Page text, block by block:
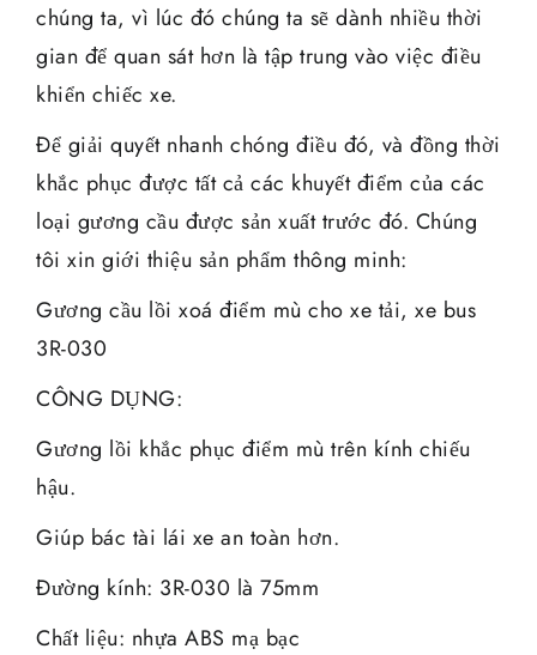
chúng ta, vì lúc đó chúng ta sẽ dành nhiều thời
gian để quan sát hơn là tập trung vào việc điều
khiển chiếc xe.
Để giải quyết nhanh chóng điều đó, và đồng thời
khắc phục được tất cả các khuyết điểm của các
loại gương cầu được sản xuất trước đó. Chúng
tôi xin giới thiệu sản phẩm thông minh:
Gương cầu lồi xoá điểm mù cho xe tải, xe bus
3R-030
CÔNG DỤNG:
Gương lồi khắc phục điểm mù trên kính chiếu
hậu.
Giúp bác tài lái xe an toàn hơn.
Đường kính: 3R-030 là 75mm
Chất liệu: nhựa ABS mạ bạc